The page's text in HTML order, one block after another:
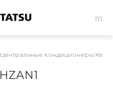
Центральные кондиционеры